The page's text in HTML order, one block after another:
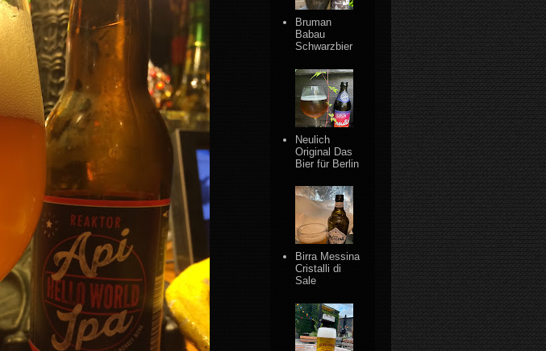
Bruman
Babau
Schwarzbier
Neulich
Original Das
Bier für Berlin
Birra Messina
Cristalli di
Sale